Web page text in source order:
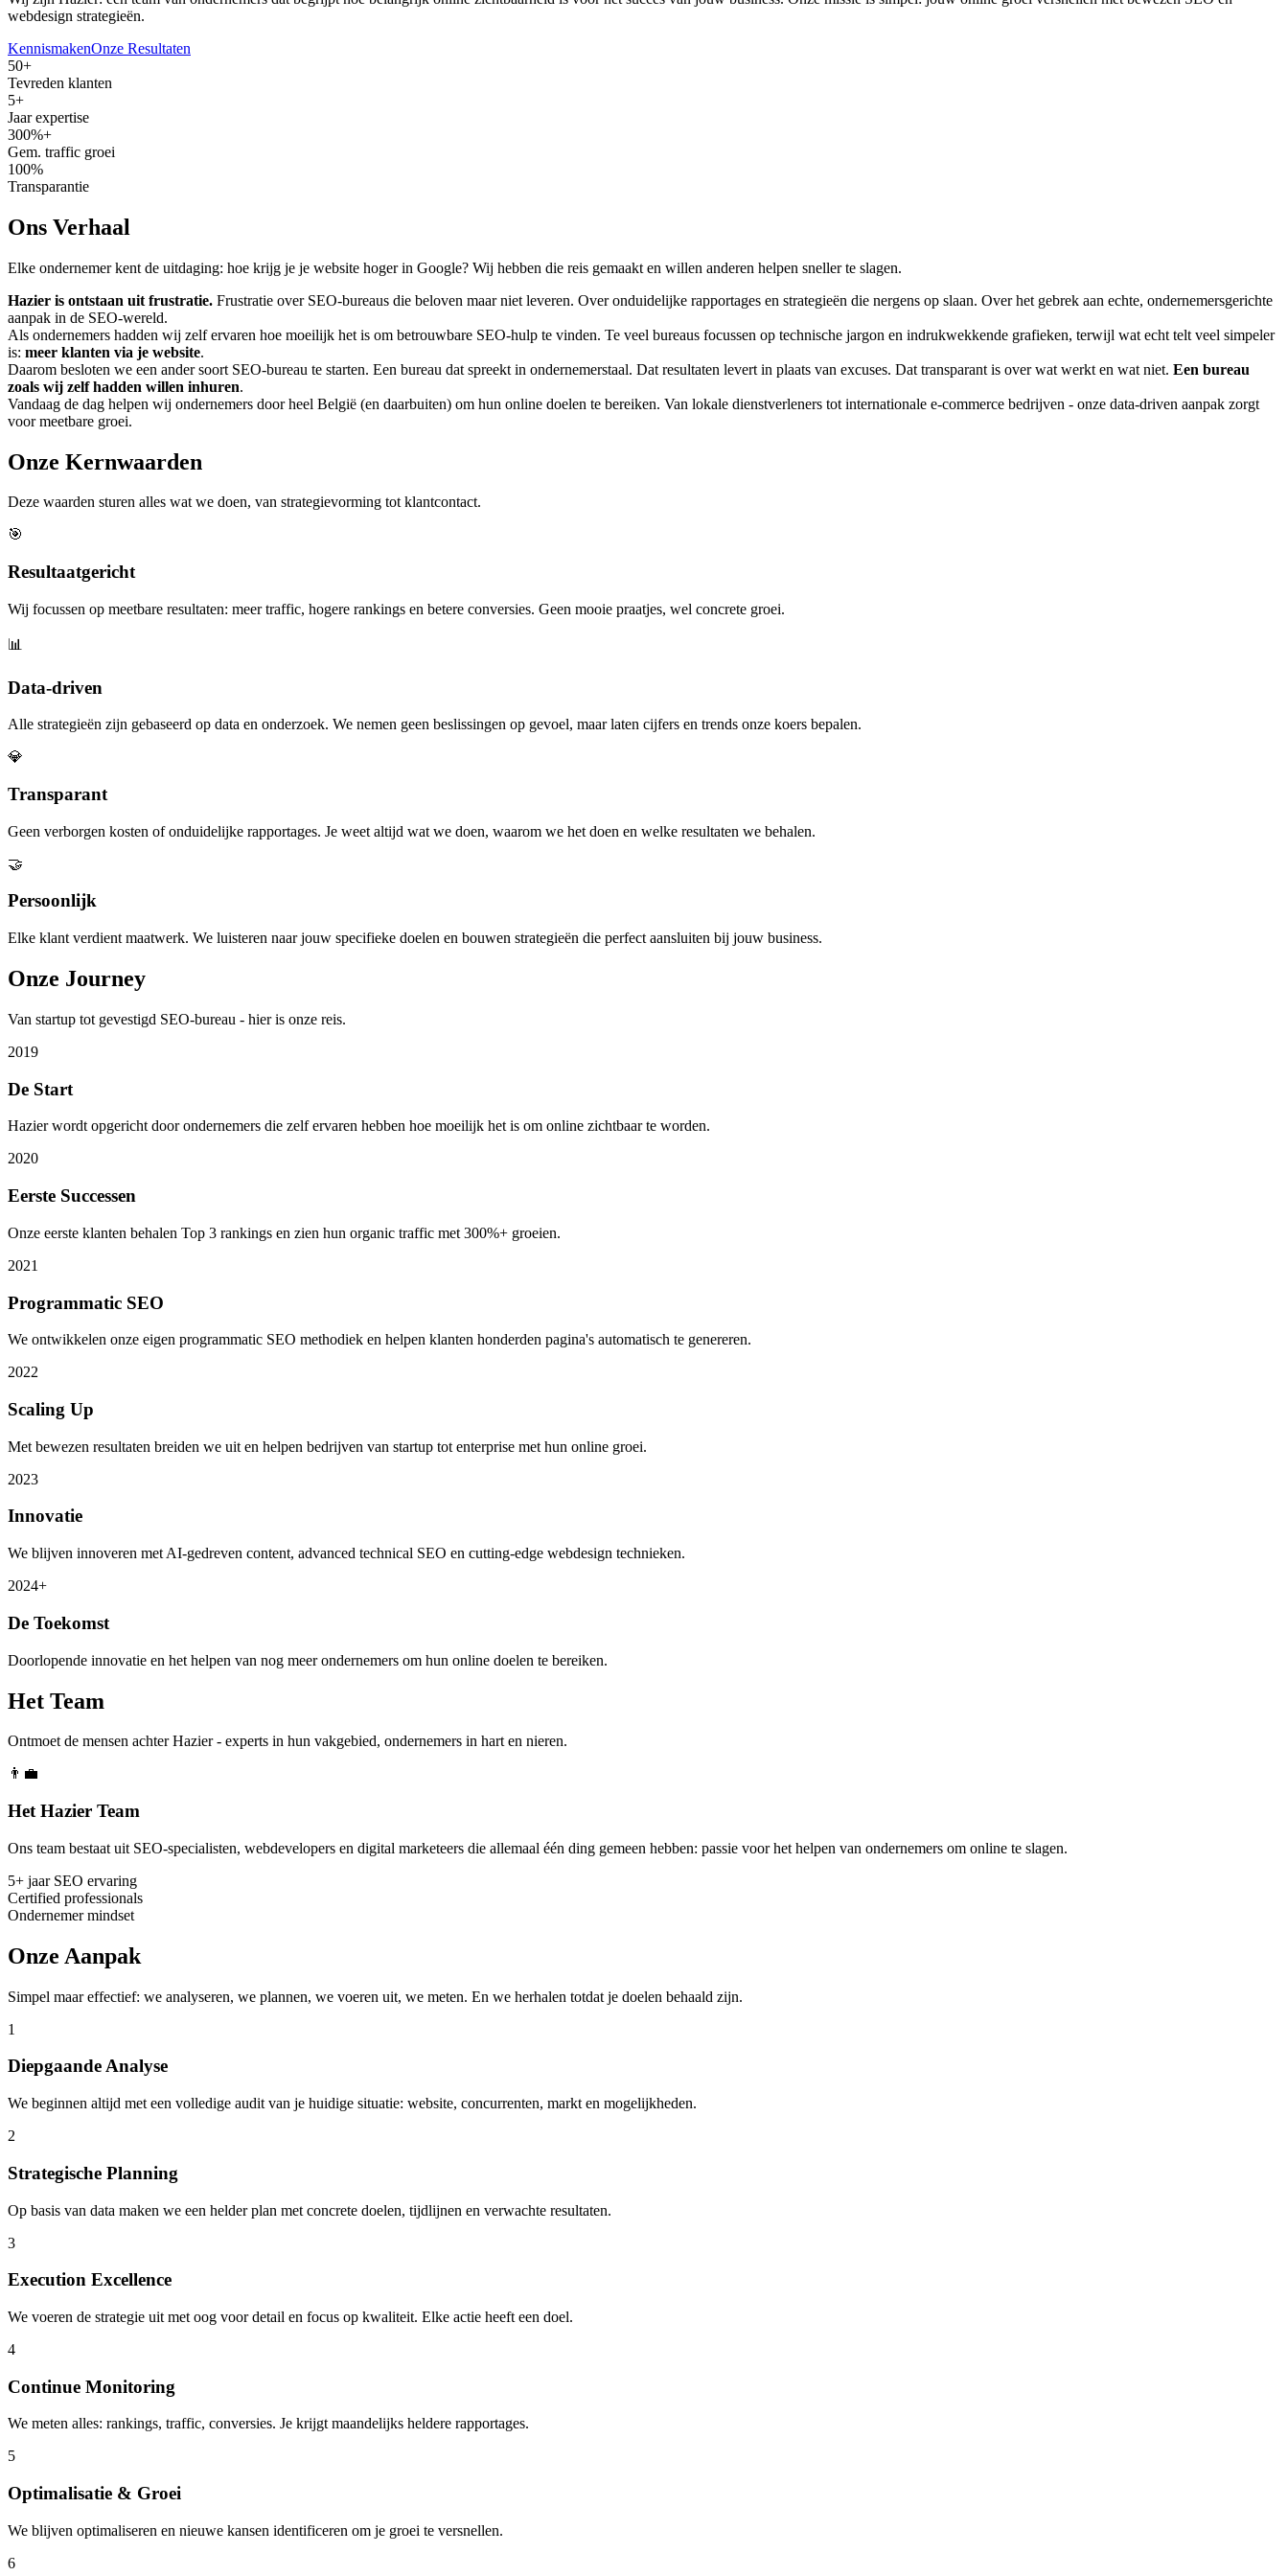
webdesign strategieën.
KennismakenOnze Resultaten
50+
Tevreden klanten
5+
Jaar expertise
300%+
Gem. traffic groei
100%
Transparantie
Ons Verhaal
Elke ondernemer kent de uitdaging: hoe krijg je je website hoger in Google? Wij hebben die reis gemaakt en willen anderen helpen sneller te slagen.
Hazier is ontstaan uit frustratie. Frustratie over SEO-bureaus die beloven maar niet leveren. Over onduidelijke rapportages en strategieën die nergens op slaan. Over het gebrek aan echte, ondernemersgerichte
aanpak in de SEO-wereld.
Als ondernemers hadden wij zelf ervaren hoe moeilijk het is om betrouwbare SEO-hulp te vinden. Te veel bureaus focussen op technische jargon en indrukwekkende grafieken, terwijl wat echt telt veel simpeler
is: meer klanten via je website.
Daarom besloten we een ander soort SEO-bureau te starten. Een bureau dat spreekt in ondernemerstaal. Dat resultaten levert in plaats van excuses. Dat transparant is over wat werkt en wat niet. Een bureau
zoals wij zelf hadden willen inhuren.
Vandaag de dag helpen wij ondernemers door heel België (en daarbuiten) om hun online doelen te bereiken. Van lokale dienstverleners tot internationale e-commerce bedrijven - onze data-driven aanpak zorgt
voor meetbare groei.
Onze Kernwaarden
Deze waarden sturen alles wat we doen, van strategievorming tot klantcontact.
🎯
Resultaatgericht
Wij focussen op meetbare resultaten: meer traffic, hogere rankings en betere conversies. Geen mooie praatjes, wel concrete groei.
📊
Data-driven
Alle strategieën zijn gebaseerd op data en onderzoek. We nemen geen beslissingen op gevoel, maar laten cijfers en trends onze koers bepalen.
💎
Transparant
Geen verborgen kosten of onduidelijke rapportages. Je weet altijd wat we doen, waarom we het doen en welke resultaten we behalen.
🤝
Persoonlijk
Elke klant verdient maatwerk. We luisteren naar jouw specifieke doelen en bouwen strategieën die perfect aansluiten bij jouw business.
Onze Journey
Van startup tot gevestigd SEO-bureau - hier is onze reis.
2019
De Start
Hazier wordt opgericht door ondernemers die zelf ervaren hebben hoe moeilijk het is om online zichtbaar te worden.
2020
Eerste Successen
Onze eerste klanten behalen Top 3 rankings en zien hun organic traffic met 300%+ groeien.
2021
Programmatic SEO
We ontwikkelen onze eigen programmatic SEO methodiek en helpen klanten honderden pagina's automatisch te genereren.
2022
Scaling Up
Met bewezen resultaten breiden we uit en helpen bedrijven van startup tot enterprise met hun online groei.
2023
Innovatie
We blijven innoveren met AI-gedreven content, advanced technical SEO en cutting-edge webdesign technieken.
2024+
De Toekomst
Doorlopende innovatie en het helpen van nog meer ondernemers om hun online doelen te bereiken.
Het Team
Ontmoet de mensen achter Hazier - experts in hun vakgebied, ondernemers in hart en nieren.
👨‍💼
Het Hazier Team
Ons team bestaat uit SEO-specialisten, webdevelopers en digital marketeers die allemaal één ding gemeen hebben: passie voor het helpen van ondernemers om online te slagen.
5+ jaar SEO ervaring
Certified professionals
Ondernemer mindset
Onze Aanpak
Simpel maar effectief: we analyseren, we plannen, we voeren uit, we meten. En we herhalen totdat je doelen behaald zijn.
1
Diepgaande Analyse
We beginnen altijd met een volledige audit van je huidige situatie: website, concurrenten, markt en mogelijkheden.
2
Strategische Planning
Op basis van data maken we een helder plan met concrete doelen, tijdlijnen en verwachte resultaten.
3
Execution Excellence
We voeren de strategie uit met oog voor detail en focus op kwaliteit. Elke actie heeft een doel.
4
Continue Monitoring
We meten alles: rankings, traffic, conversies. Je krijgt maandelijks heldere rapportages.
5
Optimalisatie & Groei
We blijven optimaliseren en nieuwe kansen identificeren om je groei te versnellen.
6